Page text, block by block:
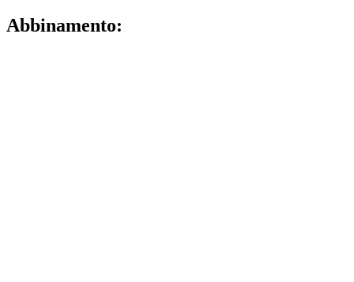
Abbinamento: